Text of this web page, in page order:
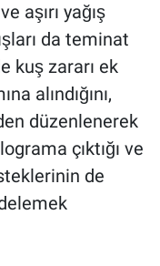
aşırı yağış
da teminat
kuş zararı ek
alındığını,
düzenlenerek
çıktığı ve
de